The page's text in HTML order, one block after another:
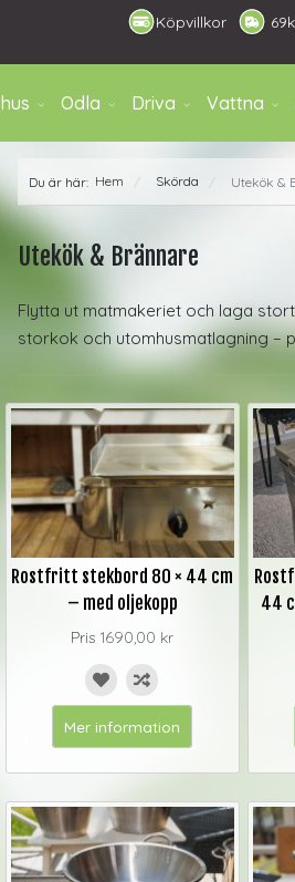
6
Köpvillkor
Odla Driva Vattna
Du är här: Hem / Skörda / Utekök &
Utekök & Brännare
Flytta ut matmakeriet och laga
storkok och utomhusmatlagning –
Rostfritt stekbord 80 × 44 cm
– med oljekopp
Pris 1690,00 kr
Mer information
44